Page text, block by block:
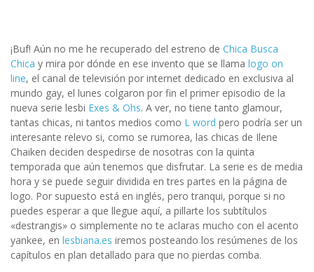
¡Buf! Aún no me he recuperado del estreno de Chica Busca
Chica y mira por dónde en ese invento que se llama logo on
line, el canal de televisión por internet dedicado en exclusiva al
mundo gay, el lunes colgaron por fin el primer episodio de la
nueva serie lesbi Exes & Ohs. A ver, no tiene tanto glamour,
tantas chicas, ni tantos medios como L word pero podría ser un
interesante relevo si, como se rumorea, las chicas de Ilene
Chaiken deciden despedirse de nosotras con la quinta
temporada que aún tenemos que disfrutar. La serie es de media
hora y se puede seguir dividida en tres partes en la página de
logo. Por supuesto está en inglés, pero tranqui, porque si no
puedes esperar a que llegue aquí, a pillarte los subtítulos
«destrangis» o simplemente no te aclaras mucho con el acento
yankee, en lesbiana.es iremos posteando los resúmenes de los
capítulos en plan detallado para que no pierdas comba.